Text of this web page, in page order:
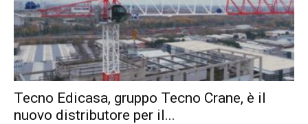
Tecno Edicasa, gruppo Tecno Crane, è il
nuovo distributore per il...